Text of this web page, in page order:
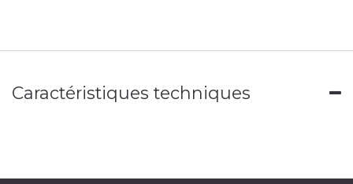
Caractéristiques techniques